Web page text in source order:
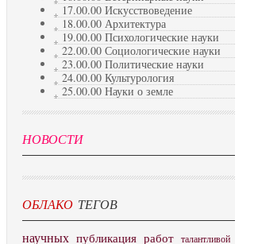
17.00.00 Искусствоведение
18.00.00 Архитектура
19.00.00 Психологические науки
22.00.00 Социологические науки
23.00.00 Политические науки
24.00.00 Культурология
25.00.00 Науки о земле
НОВОСТИ
ОБЛАКО ТЕГОВ
научных публикация работ талантливой